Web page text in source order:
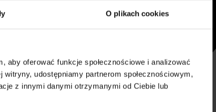
O plikach cookies
oferować funkcje społecznościowe i analizować
udostępniamy partnerom społecznościowym,
z innymi danymi otrzymanymi od Ciebie lub